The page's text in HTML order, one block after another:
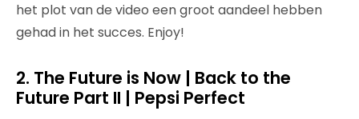
het plot van de video een groot aandeel hebben
gehad in het succes. Enjoy!
2. The Future is Now | Back to the
Future Part II | Pepsi Perfect